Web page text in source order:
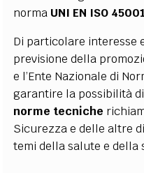
norma UNI EN ISO
Di particolare interesse
previsione della
e l’Ente Nazionale di
garantire la possibilità
norme tecniche
Sicurezza e delle altre
temi della salute e della